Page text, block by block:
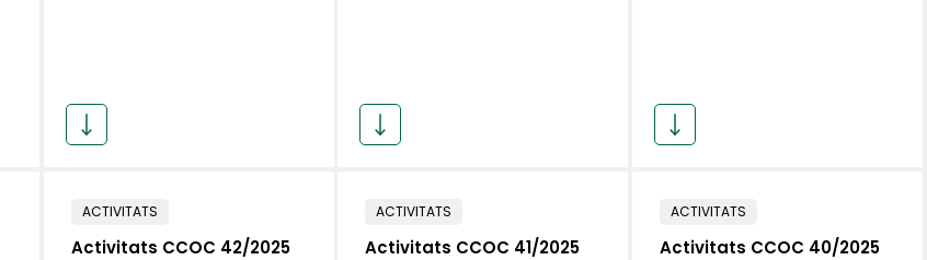
ACTIVITATS
Activitats CCOC 42/2025
ACTIVITATS
Activitats CCOC 41/2025
ACTIVITATS
Activitats CCOC 40/2025